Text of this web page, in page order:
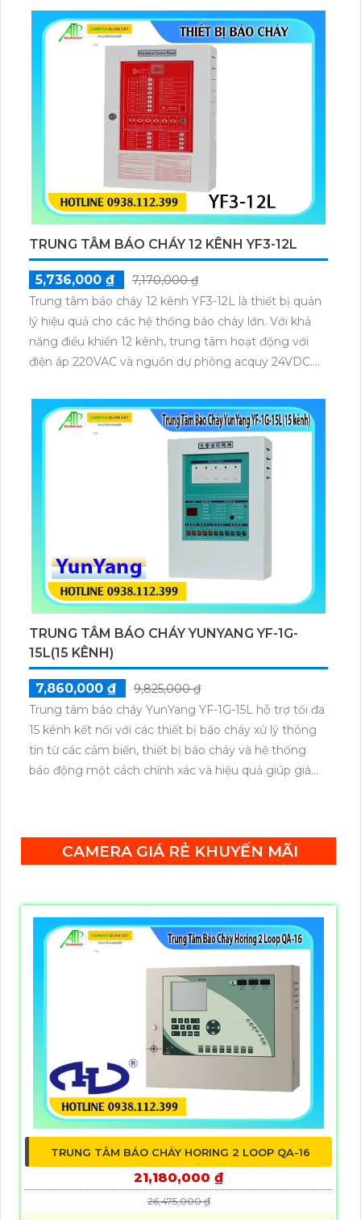
kiệm chi phí nâng cao hiệu suất và độ chính xác
trong công việc.
TRUNG TÂM BÁO CHÁY 12 KÊNH YF3-12L
5,736,000 ₫
7,170,000 ₫
Trung tâm báo cháy 12 kênh YF3-12L là thiết bị quản
lý hiệu quả cho các hệ thống báo cháy lớn. Với khả
năng điều khiển 12 kênh, trung tâm hoạt động với
điện áp 220VAC và nguồn dự phòng acquy 24VDC.
thị phụ, giúp giám sát và xử lý sự cố nhanh chóng.
TRUNG TÂM BÁO CHÁY YUNYANG YF-1G-
15L(15 KÊNH)
7,860,000 ₫
9,825,000 ₫
Trung tâm báo cháy YunYang YF-1G-15L hỗ trợ tối đa
15 kênh kết nối với các thiết bị báo cháy xử lý thông
tin từ các cảm biến, thiết bị báo cháy và hệ thống
báo động một cách chính xác và hiệu quả giúp giám
CAMERA GIÁ RẺ KHUYẾN MÃI
TRUNG TÂM BÁO CHÁY HORING 2 LOOP QA-16
21,180,000 ₫
26,475,000 ₫